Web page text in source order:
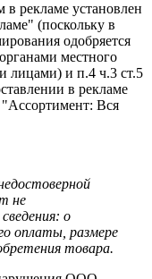
рекламе установлен
(поскольку в
одобряется
местного
лицами) и п.4 ч.3 ст.5
в рекламе
Вся
не
о
оплаты, размере
товара.